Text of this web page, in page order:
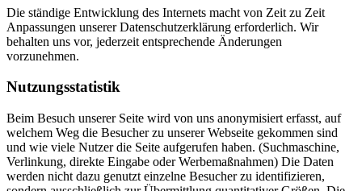
Die ständige Entwicklung des Internets macht von Zeit zu Zeit
Anpassungen unserer Datenschutzerklärung erforderlich. Wir
behalten uns vor, jederzeit entsprechende Änderungen
vorzunehmen.
Nutzungsstatistik
Beim Besuch unserer Seite wird von uns anonymisiert erfasst, auf
welchem Weg die Besucher zu unserer Webseite gekommen sind
und wie viele Nutzer die Seite aufgerufen haben. (Suchmaschine,
Verlinkung, direkte Eingabe oder Werbemaßnahmen) Die Daten
werden nicht dazu genutzt einzelne Besucher zu identifizieren,